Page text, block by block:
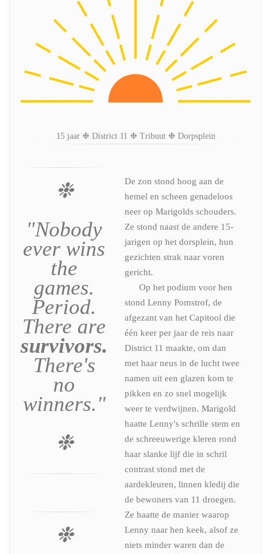
15 jaar ❉ District 11 ❉ Tribuut ❉ Dorpsplein
❉
"Nobody
ever wins
the
games.
Period.
There are
survivors.
There's
no
winners."
❉
❉
De zon stond hoog aan de
hemel en scheen genadeloos
neer op Marigolds schouders.
Ze stond naast de andere 15-
jarigen op het dorsplein, hun
gezichten strak naar voren
gericht.
Op het podium voor hen
stond Lenny Pomstrof, de
afgezant van het Capitool die
één keer per jaar de reis naar
District 11 maakte, om dan
met haar neus in de lucht twee
namen uit een glazen kom te
pikken en zo snel mogelijk
weer te verdwijnen. Marigold
haatte Lenny's schrille stem en
de schreeuwerige kleren rond
haar slanke lijf die in schril
contrast stond met de
aardekleuren, linnen kledij die
de bewoners van 11 droegen.
Ze haatte de manier waarop
Lenny naar hen keek, alsof ze
niets minder waren dan de